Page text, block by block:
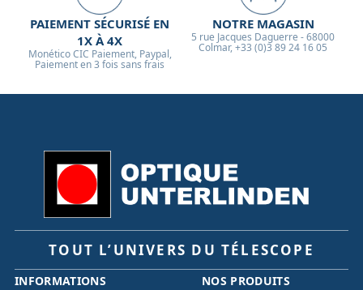
PAIEMENT SÉCURISÉ EN
1X À 4X
Monético CIC Paiement, Paypal,
Paiement en 3 fois sans frais
NOTRE MAGASIN
5 rue Jacques Daguerre - 68000
Colmar, +33 (0)3 89 24 16 05
TOUT L’UNIVERS DU TÉLESCOPE
INFORMATIONS NOS PRODUITS